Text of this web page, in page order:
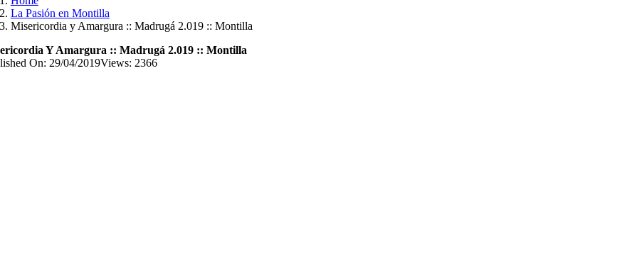
La Pasión en Montilla
Misericordia y Amargura :: Madrugá 2.019 :: Montilla
Y Amargura :: Madrugá 2.019 :: Montilla
On: 29/04/2019Views: 2366